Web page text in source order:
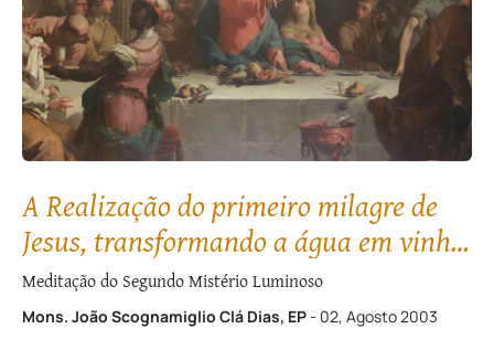
A Realização do primeiro milagre de
Jesus, transformando a água em vinho,
nas Bodas de Caná
Meditação do Segundo Mistério Luminoso
Mons. João Scognamiglio Clá Dias, EP- 02, Agosto 2003